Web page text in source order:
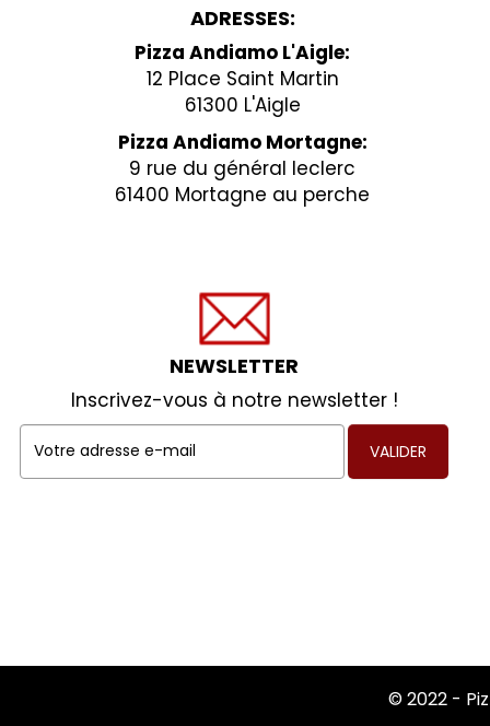
ADRESSES:
Pizza Andiamo L'Aigle:
12 Place Saint Martin
61300 L'Aigle
Pizza Andiamo Mortagne:
9 rue du général leclerc
61400 Mortagne au perche
NEWSLETTER
Inscrivez-vous à notre newsletter !
VALIDER
© 2022 -